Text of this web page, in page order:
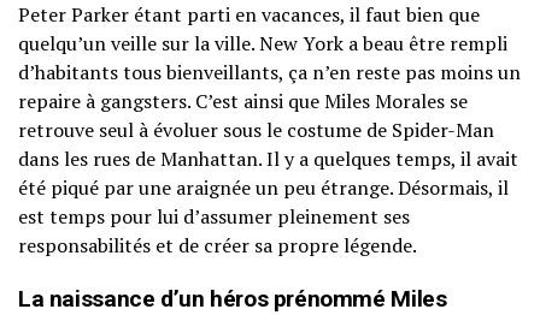
Peter Parker étant parti en vacances, il faut bien que
quelqu’un veille sur la ville. New York a beau être rempli
d’habitants tous bienveillants, ça n’en reste pas moins un
repaire à gangsters. C’est ainsi que Miles Morales se
retrouve seul à évoluer sous le costume de Spider-Man
dans les rues de Manhattan. Il y a quelques temps, il avait
été piqué par une araignée un peu étrange. Désormais, il
est temps pour lui d’assumer pleinement ses
responsabilités et de créer sa propre légende.
La naissance d’un héros prénommé Miles